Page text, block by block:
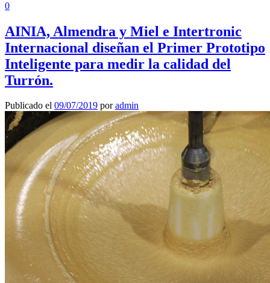
0
AINIA, Almendra y Miel e Intertronic
Internacional diseñan el Primer Prototipo
Inteligente para medir la calidad del
Turrón.
Publicado el 09/07/2019 poradmin